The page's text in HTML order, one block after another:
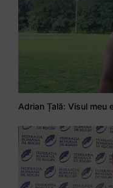
Adrian Țală: Visul meu